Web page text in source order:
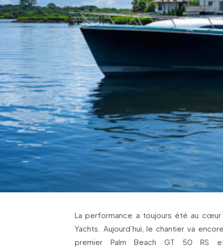
La performance a toujours été au cœur
Yachts. Aujourd’hui, le chantier va
premier Palm Beach GT 50 RS